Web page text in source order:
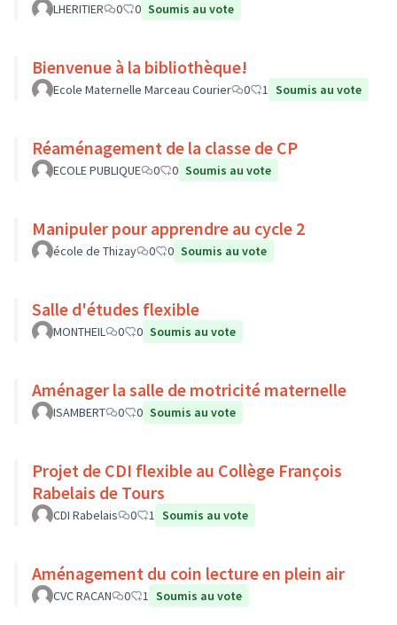
LHERITIER 0 0 Soumis au vote
Bienvenue à la bibliothèque!
Ecole Maternelle Marceau Courier 0 1 Soumis au vote
Réaménagement de la classe de CP
ECOLE PUBLIQUE 0 0 Soumis au vote
Manipuler pour apprendre au cycle 2
école de Thizay 0 0 Soumis au vote
Salle d'études flexible
MONTHEIL 0 0 Soumis au vote
Aménager la salle de motricité maternelle
ISAMBERT 0 0 Soumis au vote
Projet de CDI flexible au Collège François
Rabelais de Tours
CDI Rabelais 0 1 Soumis au vote
Aménagement du coin lecture en plein air
CVC RACAN 0 1 Soumis au vote